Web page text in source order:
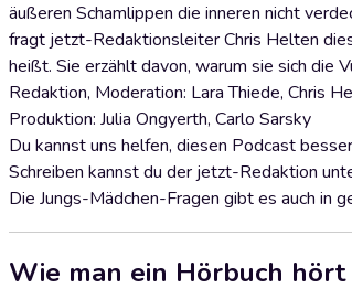
äußeren Schamlippen die inneren nicht
fragt jetzt-Redaktionsleiter Chris Helten
heißt. Sie erzählt davon, warum sie sich die
Redaktion, Moderation: Lara Thiede, Chris
Produktion: Julia Ongyerth, Carlo Sarsky
Du kannst uns helfen, diesen Podcast
Schreiben kannst du der jetzt-Redaktion
Die Jungs-Mädchen-Fragen gibt es auch in
Wie man ein Hörbuch hört